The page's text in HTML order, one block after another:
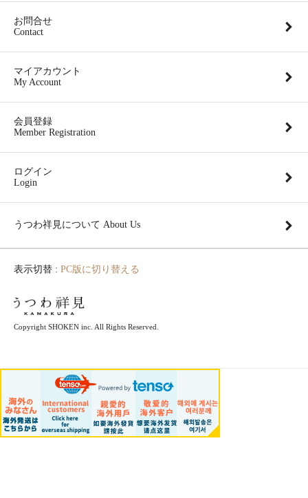
お問合せ
Contact
マイアカウント
My Account
会員登録
Member Registration
ログイン
Login
うつわ祥見について About Us
表示切替 : PC版に切り替える
Copyright SHOKEN inc. All Rights Reserved.